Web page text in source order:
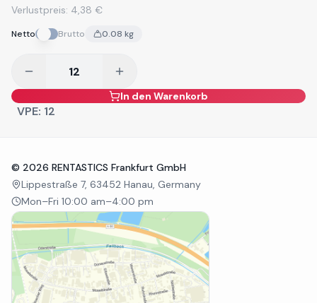
Verlustpreis: 4,38 €
Netto Brutto 0.08 kg
In den Warenkorb
VPE: 12
© 2026 RENTASTICS Frankfurt GmbH
Lippestraße 7, 63452 Hanau, Germany
Mon–Fri 10:00 am–4:00 pm